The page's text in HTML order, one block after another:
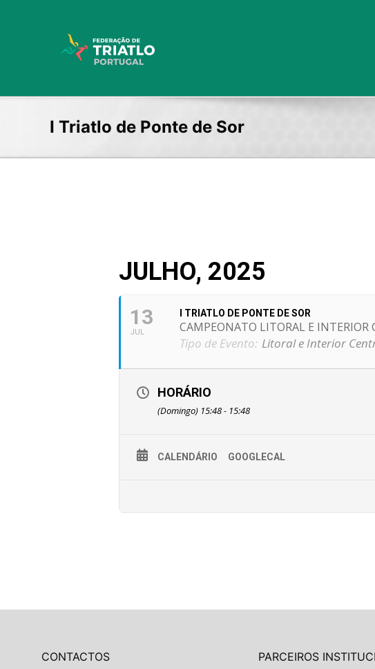
I Triatlo de Ponte de Sor
JULHO, 2025
13
JUL
I TRIATLO DE PONTE DE SOR
CAMPEONATO LITORAL E INTERIOR
Tipo de Evento: Litoral e Interior
HORÁRIO
(Domingo) 15:48 - 15:48
CALENDÁRIO GOOGLECAL
CONTACTOS PARCEIROS